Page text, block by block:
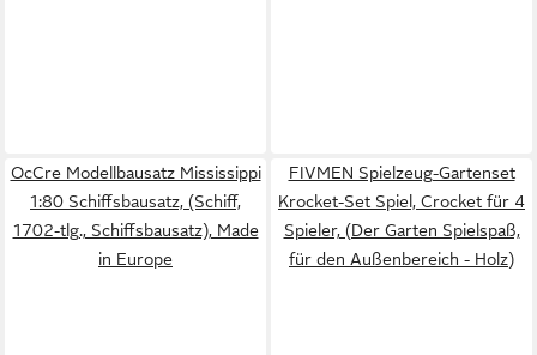
OcCre Modellbausatz Mississippi
1:80 Schiffsbausatz, (Schiff,
1702-tlg., Schiffsbausatz), Made
in Europe
FIVMEN Spielzeug-Gartenset
Krocket-Set Spiel, Crocket für 4
Spieler, (Der Garten Spielspaß,
für den Außenbereich - Holz)